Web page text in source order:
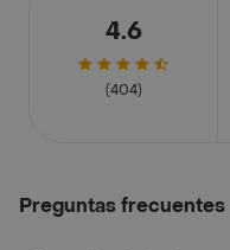
4.6
(404)
Preguntas frecuentes